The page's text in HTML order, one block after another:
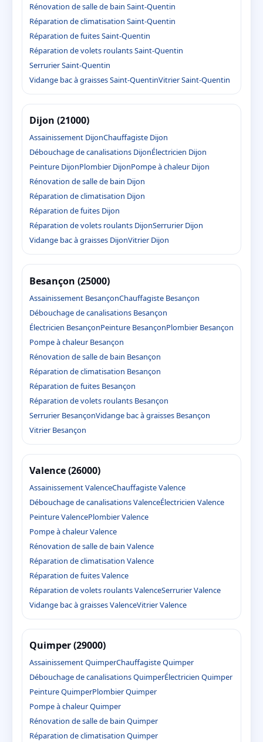
Rénovation de salle de bain Saint-Quentin
Réparation de climatisation Saint-Quentin
Réparation de fuites Saint-Quentin
Réparation de volets roulants Saint-Quentin
Serrurier Saint-Quentin
Vidange bac à graisses Saint-QuentinVitrier Saint-Quentin
Dijon (21000)
Assainissement DijonChauffagiste Dijon
Débouchage de canalisations DijonÉlectricien Dijon
Peinture DijonPlombier DijonPompe à chaleur Dijon
Rénovation de salle de bain Dijon
Réparation de climatisation Dijon
Réparation de fuites Dijon
Réparation de volets roulants DijonSerrurier Dijon
Vidange bac à graisses DijonVitrier Dijon
Besançon (25000)
Assainissement BesançonChauffagiste Besançon
Débouchage de canalisations Besançon
Électricien BesançonPeinture BesançonPlombier Besançon
Pompe à chaleur Besançon
Rénovation de salle de bain Besançon
Réparation de climatisation Besançon
Réparation de fuites Besançon
Réparation de volets roulants Besançon
Serrurier BesançonVidange bac à graisses Besançon
Vitrier Besançon
Valence (26000)
Assainissement ValenceChauffagiste Valence
Débouchage de canalisations ValenceÉlectricien Valence
Peinture ValencePlombier Valence
Pompe à chaleur Valence
Rénovation de salle de bain Valence
Réparation de climatisation Valence
Réparation de fuites Valence
Réparation de volets roulants ValenceSerrurier Valence
Vidange bac à graisses ValenceVitrier Valence
Quimper (29000)
Assainissement QuimperChauffagiste Quimper
Débouchage de canalisations QuimperÉlectricien Quimper
Peinture QuimperPlombier Quimper
Pompe à chaleur Quimper
Rénovation de salle de bain Quimper
Réparation de climatisation Quimper